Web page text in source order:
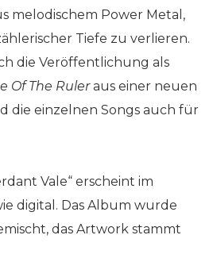
melodischem Power Metal,
Tiefe zu verlieren.
die Veröffentlichung als
Of The Ruleraus einer neuen
die einzelnen Songs auch für
Vale“ erscheint im
digital. Das Album wurde
das Artwork stammt